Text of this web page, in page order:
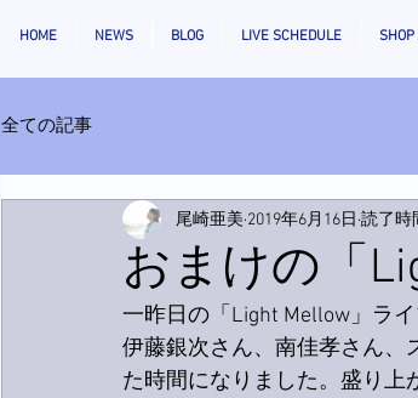
HOME NEWS BLOG LIVE SCHEDULE
全ての記事
おまけの「
尾崎亜美 2019年6月16日 読了時
一昨日の「Light Mellow」ライ
伊藤銀次さん、南佳孝さん、
た時間になりました。盛り上